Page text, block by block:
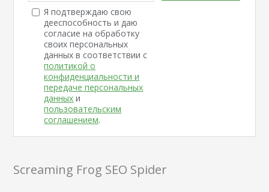
Я подтверждаю свою
дееспособность и даю
согласие на обработку
своих персональных
данных в соответствии с
политикой о
конфиденциальности и
передаче персональных
данных и
пользовательским
соглашением.
Screaming Frog SEO Spider